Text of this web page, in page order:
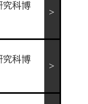
究科博
究科博